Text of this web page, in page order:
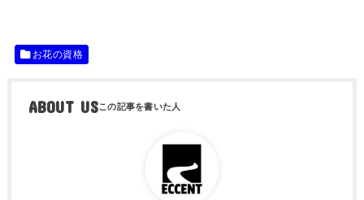
お花の資格
ABOUT US